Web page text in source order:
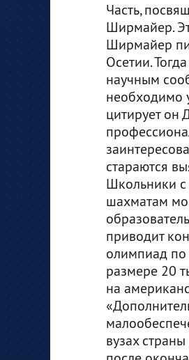
Часть,
Ширмайер.
Ширмайер
Осетии.
научным
необходимо
цитирует он
стараются
Школьники с
шахматам
приводит
олимпиад по
размере 20
на
вузах